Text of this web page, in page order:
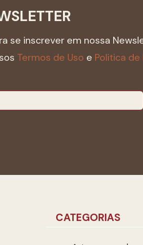
se inscrever em nossa
Termos de Uso e Politica de
CATEGORIAS